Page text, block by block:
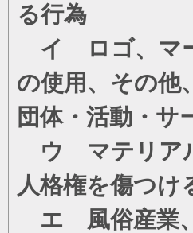
る行為
イ ロゴ、マー
の使用、その他
団体・活動・サ
ウ マテリアル
人格権を傷つけ
エ 風俗産業、